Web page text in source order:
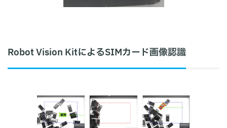
Robot Vision KitによるSIMカード画像認識